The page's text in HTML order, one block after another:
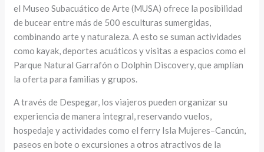
el Museo Subacuático de Arte (MUSA) ofrece la posibilidad
de bucear entre más de 500 esculturas sumergidas,
combinando arte y naturaleza. A esto se suman actividades
como kayak, deportes acuáticos y visitas a espacios como el
Parque Natural Garrafón o Dolphin Discovery, que amplían
la oferta para familias y grupos.
A través de Despegar, los viajeros pueden organizar su
experiencia de manera integral, reservando vuelos,
hospedaje y actividades como el ferry Isla Mujeres–Cancún,
paseos en bote o excursiones a otros atractivos de la